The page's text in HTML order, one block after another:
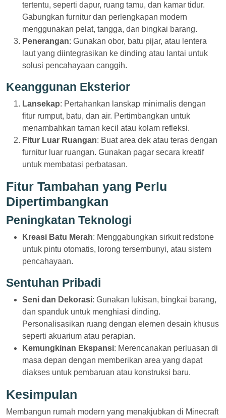
tertentu, seperti dapur, ruang tamu, dan kamar tidur.
Gabungkan furnitur dan perlengkapan modern
menggunakan pelat, tangga, dan bingkai barang.
Penerangan: Gunakan obor, batu pijar, atau lentera
laut yang diintegrasikan ke dinding atau lantai untuk
solusi pencahayaan canggih.
Keanggunan Eksterior
Lansekap: Pertahankan lanskap minimalis dengan
fitur rumput, batu, dan air. Pertimbangkan untuk
menambahkan taman kecil atau kolam refleksi.
Fitur Luar Ruangan: Buat area dek atau teras dengan
furnitur luar ruangan. Gunakan pagar secara kreatif
untuk membatasi perbatasan.
Fitur Tambahan yang Perlu
Dipertimbangkan
Peningkatan Teknologi
Kreasi Batu Merah: Menggabungkan sirkuit redstone
untuk pintu otomatis, lorong tersembunyi, atau sistem
pencahayaan.
Sentuhan Pribadi
Seni dan Dekorasi: Gunakan lukisan, bingkai barang,
dan spanduk untuk menghiasi dinding.
Personalisasikan ruang dengan elemen desain khusus
seperti akuarium atau perapian.
Kemungkinan Ekspansi: Merencanakan perluasan di
masa depan dengan memberikan area yang dapat
diakses untuk pembaruan atau konstruksi baru.
Kesimpulan
Membangun rumah modern yang menakjubkan di Minecraft